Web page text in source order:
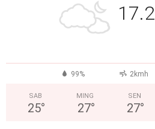
17.2
99% 2kmh
SAB
25°
MING
27°
SEN
27°